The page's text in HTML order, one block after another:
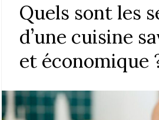
Quels sont les
d’une cuisine
et économique